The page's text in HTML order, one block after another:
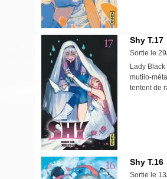
Shy T.17
Sortie le
Lady
mutilo-
tentent de
Shy T.16
Sortie le